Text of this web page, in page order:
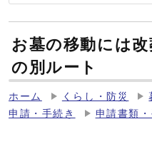
お墓の移動には
の別ルート
ホーム くらし・防災
申請・手続き
申請書類